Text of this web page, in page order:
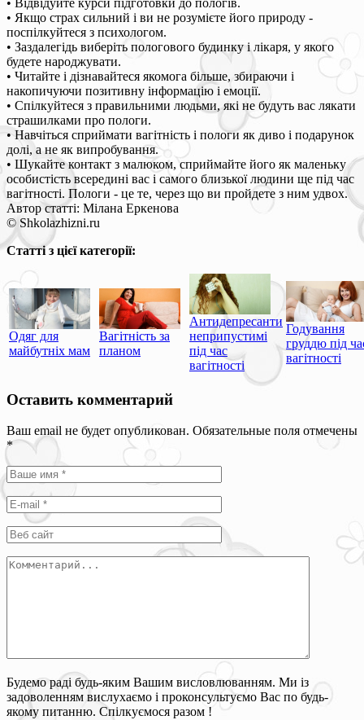
• Якщо страх сильний і ви не розумієте його природу -
поспілкуйтеся з психологом.
• Заздалегідь виберіть пологового будинку і лікаря, у якого
будете народжувати.
• Читайте і дізнавайтеся якомога більше, збираючи і
накопичуючи позитивну інформацію і емоції.
• Спілкуйтеся з правильними людьми, які не будуть вас лякати
страшилками про пологи.
• Навчіться сприймати вагітність і пологи як диво і подарунок
долі, а не як випробування.
• Шукайте контакт з малюком, сприймайте його як маленьку
особистість всередині вас і самого близької людини ще під час
вагітності. Пологи - це те, через що ви пройдете з ним удвох.
Автор статті: Мілана Еркенова
© Shkolazhizni.ru
Статті з цієї категорії:
Одяг для
майбутніх мам
Вагітність за
планом
Антидепресанти
неприпустимі
під час
вагітності
Годування
груддю під
вагітності
Оставить комментарий
Ваш email не будет опубликован. Обязательные поля отмечены
*
Будемо раді будь-яким Вашим висловлюванням. Ми із
задоволенням вислухаємо і проконсультуємо Вас по будь-
якому питанню. Спілкуємося разом !